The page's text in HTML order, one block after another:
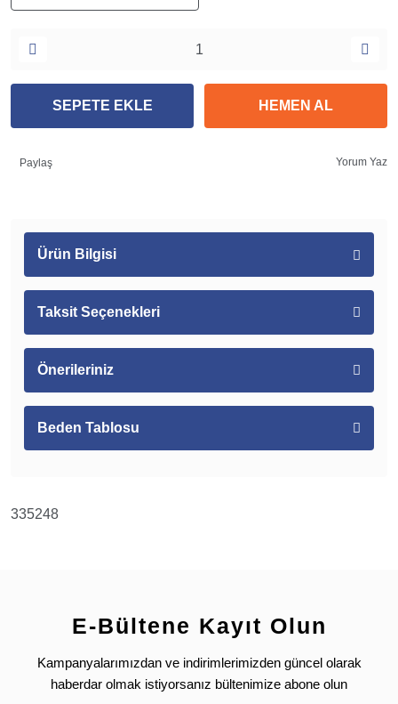
SEPETE EKLE HEMEN AL
Paylaş Yorum Yaz
Ürün Bilgisi
Taksit Seçenekleri
Önerileriniz
Beden Tablosu
335248
E-Bültene Kayıt Olun
Kampanyalarımızdan ve indirimlerimizden güncel olarak
haberdar olmak istiyorsanız bültenimize abone olun